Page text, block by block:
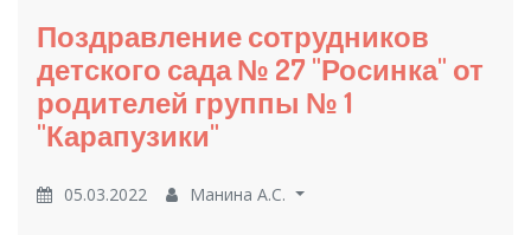
Поздравление сотрудников
детского сада № 27 "Росинка" от
родителей группы № 1
"Карапузики"
05.03.2022 Манина А.С.